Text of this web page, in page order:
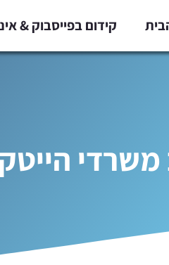
קידום בפייסבוק &
בשנת 2026: הסוף של